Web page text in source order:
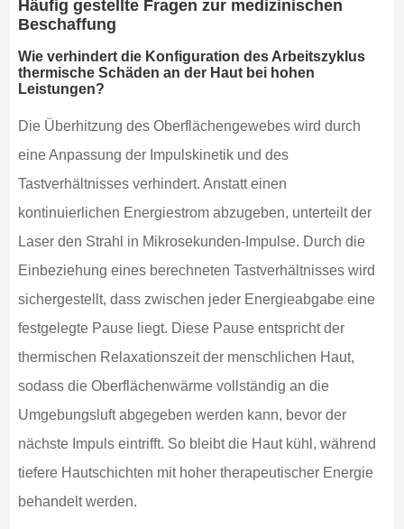
Häufig gestellte Fragen zur medizinischen
Beschaffung
Wie verhindert die Konfiguration des Arbeitszyklus
thermische Schäden an der Haut bei hohen
Leistungen?
Die Überhitzung des Oberflächengewebes wird durch
eine Anpassung der Impulskinetik und des
Tastverhältnisses verhindert. Anstatt einen
kontinuierlichen Energiestrom abzugeben, unterteilt der
Laser den Strahl in Mikrosekunden-Impulse. Durch die
Einbeziehung eines berechneten Tastverhältnisses wird
sichergestellt, dass zwischen jeder Energieabgabe eine
festgelegte Pause liegt. Diese Pause entspricht der
thermischen Relaxationszeit der menschlichen Haut,
sodass die Oberflächenwärme vollständig an die
Umgebungsluft abgegeben werden kann, bevor der
nächste Impuls eintrifft. So bleibt die Haut kühl, während
tiefere Hautschichten mit hoher therapeutischer Energie
behandelt werden.